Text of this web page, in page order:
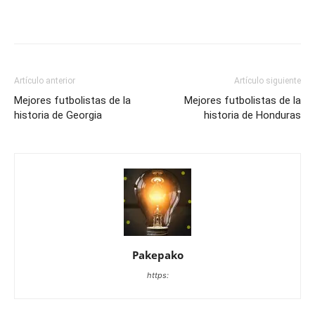
Artículo anterior
Mejores futbolistas de la
historia de Georgia
Artículo siguiente
Mejores futbolistas de la
historia de Honduras
Pakepako
https: